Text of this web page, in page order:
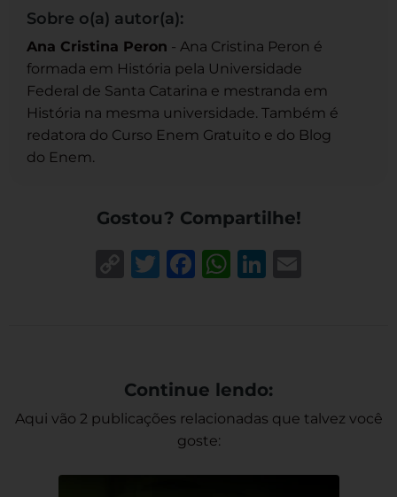
Sobre o(a) autor(a):
Ana Cristina Peron - Ana Cristina Peron é
formada em História pela Universidade
Federal de Santa Catarina e mestranda em
História na mesma universidade. Também é
redatora do Curso Enem Gratuito e do Blog
do Enem.
Gostou? Compartilhe!
CopyTwitter
Facebook
WhatsApp
LinkedIn
Continue lendo:
Aqui vão 2 publicações relacionadas que talvez você
goste: